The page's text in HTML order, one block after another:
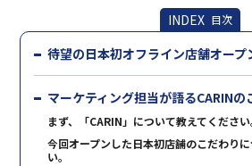
INDEX 目次
待望の日本初オフライン店舗オープ
マーケティング担当が語るCARINの
まず、「CARIN」について教えてください
今回オープンした日本初店舗のこだわり
い。